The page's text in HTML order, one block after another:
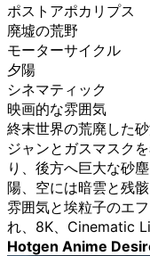
ポストアポカリプス
廃墟の荒野
モーターサイクル
夕陽
シネマティック
映画的な雰囲気
終末世界の荒廃した
ジャンとガスマスク
り、後方へ巨大な砂
陽、空には暗雲と残
雰囲気と埃粒子のエ
れ、8K、Cinematic
Hotgen Anime